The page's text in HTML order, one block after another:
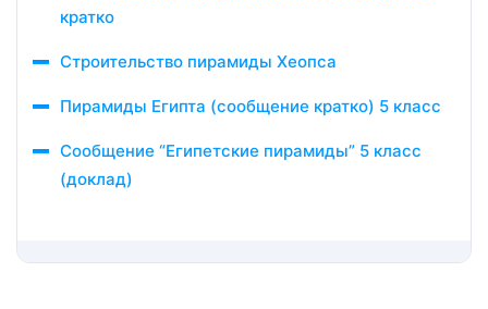
кратко
Строительство пирамиды Хеопса
Пирамиды Египта (сообщение кратко) 5 класс
Сообщение “Египетские пирамиды” 5 класс
(доклад)